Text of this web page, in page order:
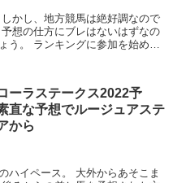
かし、地方競馬は絶好調なので
想の仕方にブレはないはずなの
う。 ランキングに参加を始めま
ーラステークス2022予
直な予想でルージュアステ
から
ハイペース。 大外からあそこま